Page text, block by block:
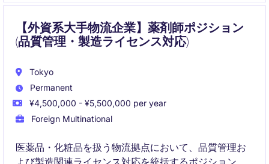
【外資系大手物流企業】薬剤師ポジション
(品質管理・製造ライセンス対応)
Tokyo
Permanent
¥4,500,000 - ¥5,500,000 per year
Foreign Multinational
医薬品・化粧品を扱う物流拠点において、品質管理お
よび製造関連ライセンス対応を統括するポジションで